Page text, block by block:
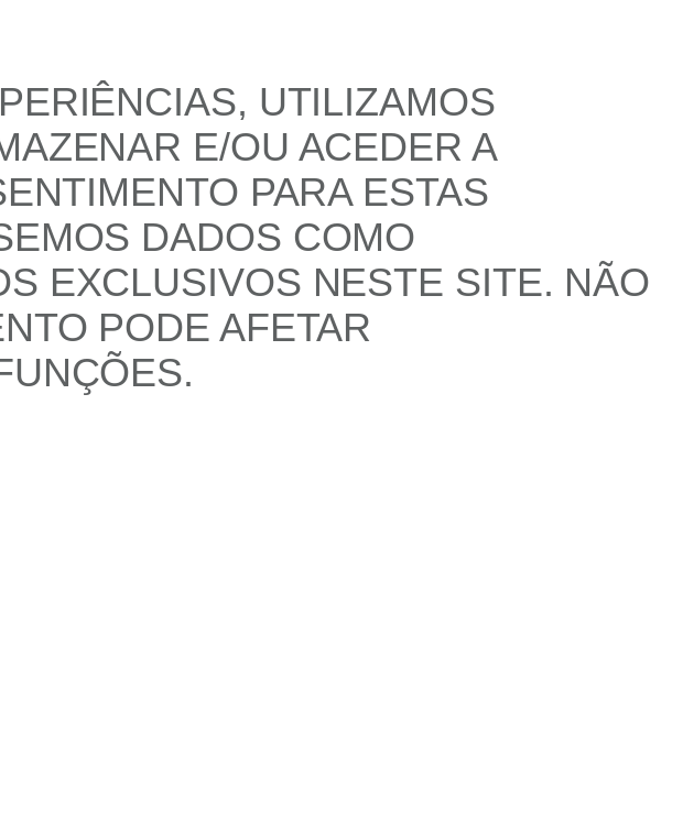
UTILIZAMOS
E/OU ACEDER A
PARA ESTAS
DADOS COMO
EXCLUSIVOS NESTE SITE. NÃO
PODE AFETAR